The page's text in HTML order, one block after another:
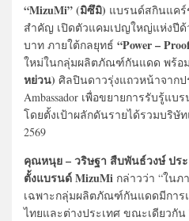
“MizuMi” (มิซึมิ) แบรนด์สกินแคร์
สำคัญ เปิดตัวแคมเปญใหญ่แห่งปีด้
บาท ภายใต้กลยุทธ์ “Power –
ใหม่ในกลุ่มผลิตภัณฑ์กันแดด พร้อ
หย่วน) ศิลปินดาวรุ่งแถวหน้าจาก
Ambassador เพื่อขยายการรับรู้แ
โดยตั้งเป้าผลักดันรายได้รวมบริษั
2569
คุณหนุย – วริษฐา สืบพันธ์วงษ์ ปร
ตั้งแบรนด์ MizuMi กล่าวว่า “ใน
เฉพาะกลุ่มผลิตภัณฑ์กันแดดมีกา
ไทยและต่างประเทศ ขณะเดียวกัน